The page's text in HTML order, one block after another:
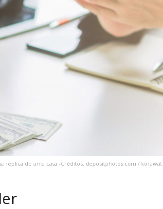
replica de uma casa -Créditos: depositphotos.com / korawat